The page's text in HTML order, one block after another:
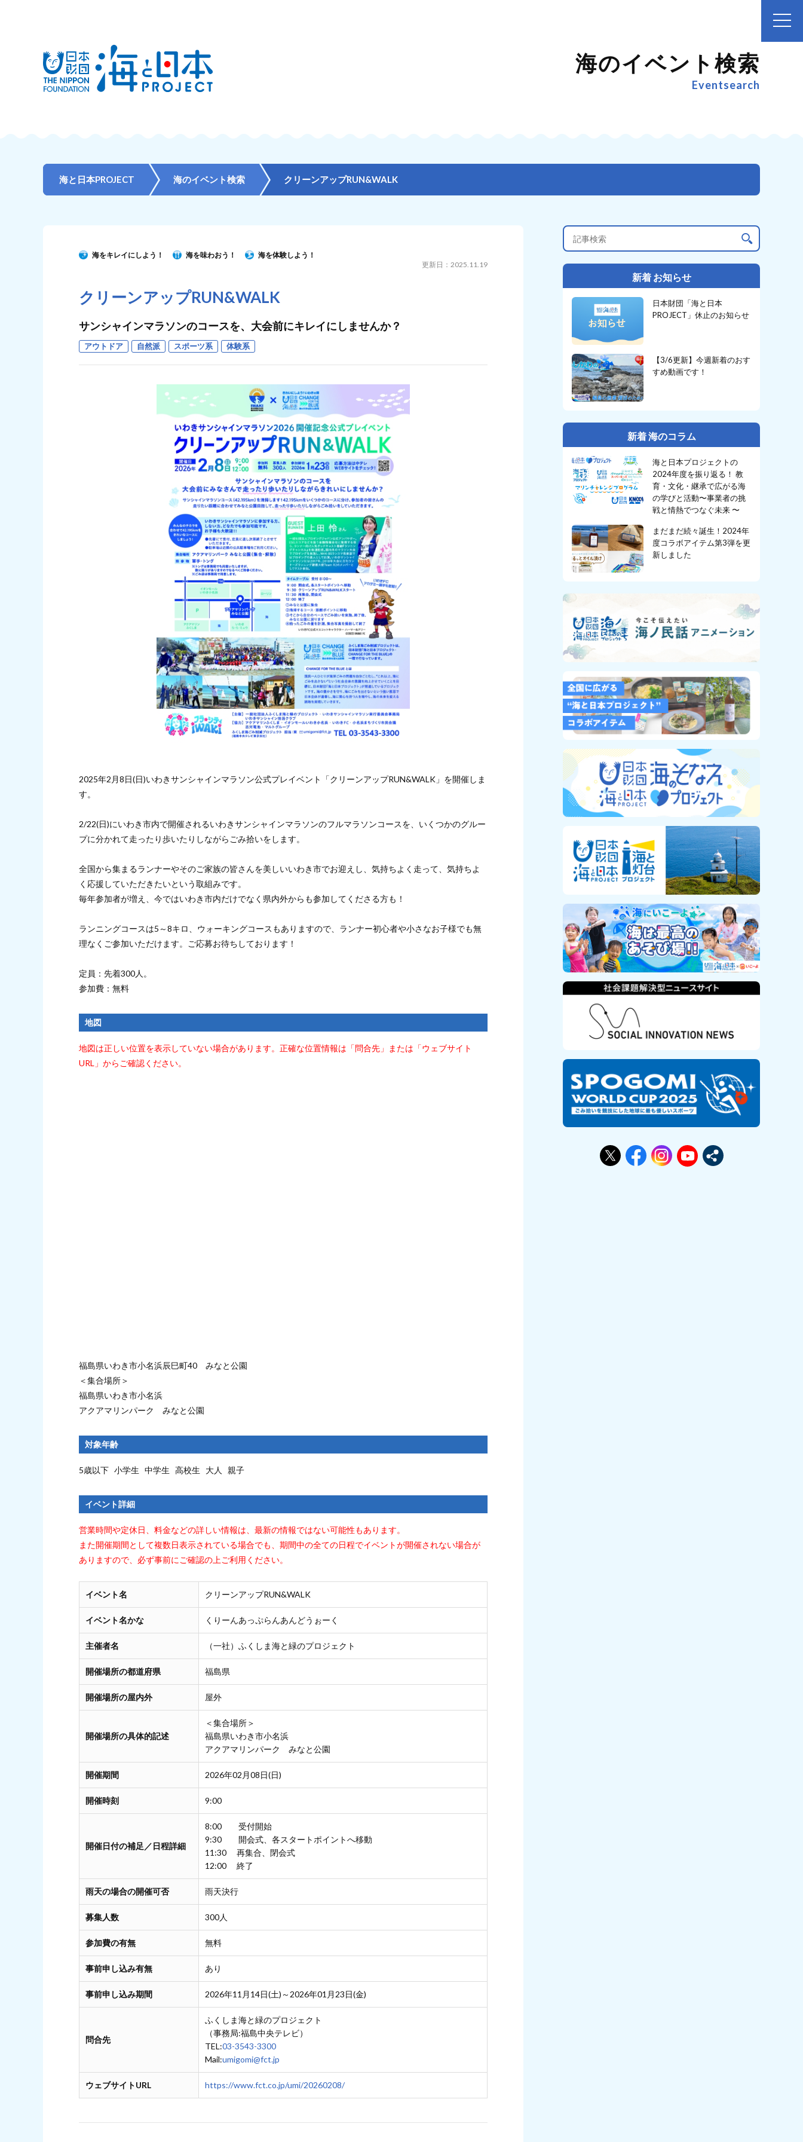
海のイベント検索
Eventsearch
海と日本PROJECT 海のイベント検索 クリーンアップRUN&WALK
海をキレイにしよう！ 海を味わおう！
海を体験しよう！
更新日：2025.11.19
クリーンアップRUN&WALK
サンシャインマラソンのコースを、大会前にキレイにしませんか？
アウトドア 自然派 スポーツ系 体験系
2025年2月8日(日)いわきサンシャインマラソン公式プレイベント「クリーンアップRUN&WALK」を開催しま
す。
2/22(日)にいわき市内で開催されるいわきサンシャインマラソンのフルマラソンコースを、いくつかのグルー
プに分かれて走ったり歩いたりしながらごみ拾いをします。
全国から集まるランナーやそのご家族の皆さんを美しいいわき市でお迎えし、気持ちよく走って、気持ちよ
く応援していただきたいという取組みです。
毎年参加者が増え、今ではいわき市内だけでなく県内外からも参加してくださる方も！
ランニングコースは5～8キロ、ウォーキングコースもありますので、ランナー初心者や小さなお子様でも無
理なくご参加いただけます。ご応募お待ちしております！
定員：先着300人。
参加費：無料
地図
地図は正しい位置を表示していない場合があります。正確な位置情報は「問合先」または「ウェブサイト
URL」からご確認ください。
福島県いわき市小名浜辰巳町40 みなと公園
＜集合場所＞
福島県いわき市小名浜
アクアマリンパーク みなと公園
対象年齢
5歳以下 小学生 中学生 高校生 大人 親子
イベント詳細
営業時間や定休日、料金などの詳しい情報は、最新の情報ではない可能性もあります。
また開催期間として複数日表示されている場合でも、期間中の全ての日程でイベントが開催されない場合が
ありますので、必ず事前にご確認の上ご利用ください。
イベント名 クリーンアップRUN&WALK
イベント名かな くりーんあっぷらんあんどうぉーく
主催者名 （一社）ふくしま海と緑のプロジェクト
開催場所の都道府県 福島県
開催場所の屋内外 屋外
開催場所の具体的記述
＜集合場所＞
福島県いわき市小名浜
アクアマリンパーク みなと公園
開催期間 2026年02月08日(日)
開催時刻 9:00
開催日付の補足／日程詳細
8:00 受付開始
9:30 開会式、各スタートポイントへ移動
11:30 再集合、閉会式
12:00 終了
雨天の場合の開催可否 雨天決行
募集人数 300人
参加費の有無 無料
事前申し込み有無 あり
事前申し込み期間 2026年11月14日(土)～2026年01月23日(金)
問合先
ふくしま海と緑のプロジェクト
（事務局:福島中央テレビ）
TEL:03-3543-3300
Mail:umigomi@fct.jp
ウェブサイトURL https://www.fct.co.jp/umi/20260208/
新着 お知らせ
日本財団「海と日本
PROJECT」休止のお知らせ
【3/6更新】今週新着のおす
すめ動画です！
新着 海のコラム
海と日本プロジェクトの
2024年度を振り返る！ 教
育・文化・継承で広がる海
の学びと活動〜事業者の挑
戦と情熱でつなぐ未来 〜
まだまだ続々誕生！2024年
度コラボアイテム第3弾を更
新しました